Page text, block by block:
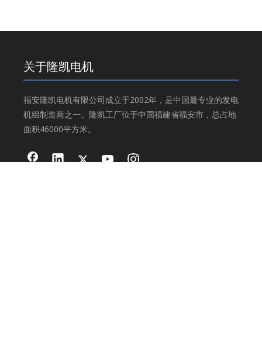
关于隆凯电机
福安隆凯电机有限公司成立于2002年，是中国最专业的发电
机组制造商之一。隆凯工厂位于中国福建省福安市，总占地
面积46000平方米。